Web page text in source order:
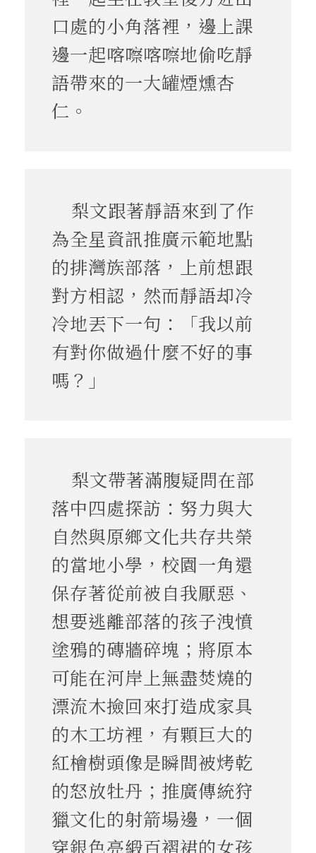
口處的小角落裡，邊上課
邊一起喀嚓喀嚓地偷吃靜
語帶來的一大罐煙燻杏
仁。
梨文跟著靜語來到了作
為全星資訊推廣示範地點
的排灣族部落，上前想跟
對方相認，然而靜語却冷
冷地丟下一句：「我以前
有對你做過什麼不好的事
嗎？」
梨文帶著滿腹疑問在部
落中四處探訪：努力與大
自然與原鄉文化共存共榮
的當地小學，校園一角還
保存著從前被自我厭惡、
想要逃離部落的孩子洩憤
塗鴉的磚牆碎塊；將原本
可能在河岸上無盡焚燒的
漂流木撿回來打造成家具
的木工坊裡，有顆巨大的
紅檜樹頭像是瞬間被烤乾
的怒放牡丹；推廣傳統狩
獵文化的射箭場邊，一個
穿銀色亮緞百褶裙的女孩